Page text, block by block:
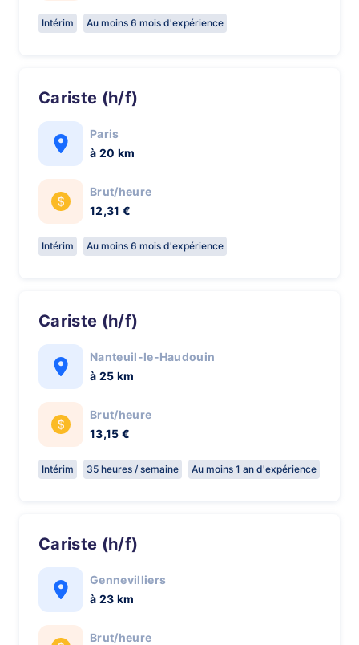
Intérim Au moins 6 mois d'expérience
Cariste (h/f)
Paris
à 20 km
Brut/heure
12,31 €
Intérim Au moins 6 mois d'expérience
Cariste (h/f)
Nanteuil-le-Haudouin
à 25 km
Brut/heure
13,15 €
Intérim 35 heures / semaine Au moins 1 an d'expérience
Cariste (h/f)
Gennevilliers
à 23 km
Brut/heure